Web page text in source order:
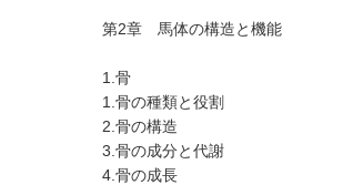
第2章 馬体の構造と機能
1.骨
1.骨の種類と役割
2.骨の構造
3.骨の成分と代謝
4.骨の成長